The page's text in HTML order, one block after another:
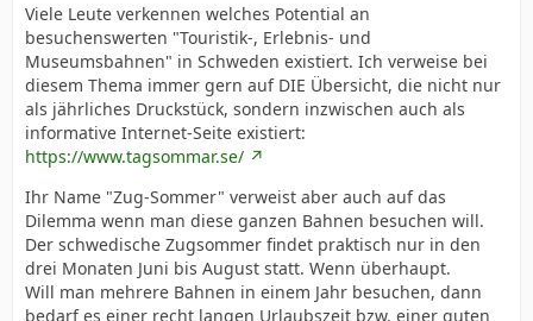
Viele Leute verkennen welches Potential an
besuchenswerten "Touristik-, Erlebnis- und
Museumsbahnen" in Schweden existiert. Ich verweise bei
diesem Thema immer gern auf DIE Übersicht, die nicht nur
als jährliches Druckstück, sondern inzwischen auch als
informative Internet-Seite existiert:
https://www.tagsommar.se/
Ihr Name "Zug-Sommer" verweist aber auch auf das
Dilemma wenn man diese ganzen Bahnen besuchen will.
Der schwedische Zugsommer findet praktisch nur in den
drei Monaten Juni bis August statt. Wenn überhaupt.
Will man mehrere Bahnen in einem Jahr besuchen, dann
bedarf es einer recht langen Urlaubszeit bzw. einer guten